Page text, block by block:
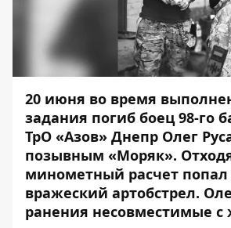
20 июня во время
задания погиб боец ​​98-го
ТрО «Азов» Днепр Олег
позывным «Моряк».
минометный расчет попал
вражеский артобстрел.
ранения несовместимые